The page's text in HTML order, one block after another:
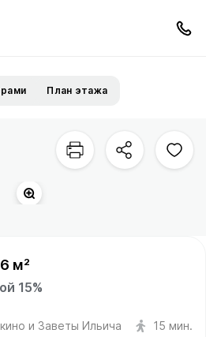
План этажа
м²
15%
и Заветы Ильича 15 мин.